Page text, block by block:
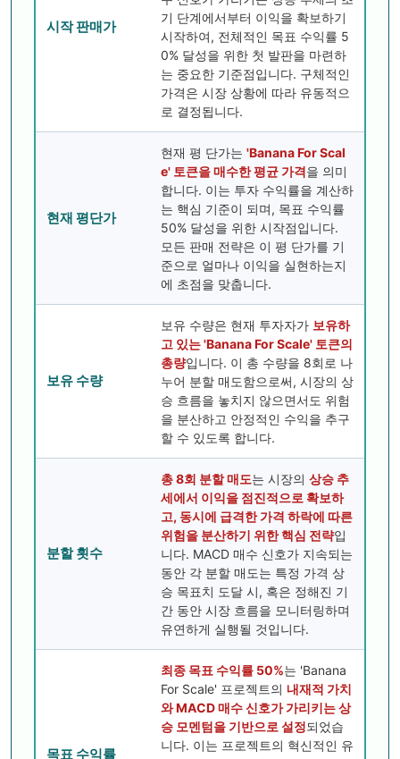
시작 판매가
기 단계에서부터 이익을 확보하기
시작하여, 전체적인 목표 수익률 5
0% 달성을 위한 첫 발판을 마련하
는 중요한 기준점입니다. 구체적인
가격은 시장 상황에 따라 유동적으
로 결정됩니다.
현재 평단가
현재 평 단가는 'Banana For Scal
e' 토큰을 매수한 평균 가격을 의미
합니다. 이는 투자 수익률을 계산하
는 핵심 기준이 되며, 목표 수익률
50% 달성을 위한 시작점입니다.
모든 판매 전략은 이 평 단가를 기
준으로 얼마나 이익을 실현하는지
에 초점을 맞춥니다.
보유 수량
보유 수량은 현재 투자자가 보유하
고 있는 'Banana For Scale' 토큰의
총량입니다. 이 총 수량을 8회로 나
누어 분할 매도함으로써, 시장의 상
승 흐름을 놓치지 않으면서도 위험
을 분산하고 안정적인 수익을 추구
할 수 있도록 합니다.
분할 횟수
총 8회 분할 매도는 시장의 상승 추
세에서 이익을 점진적으로 확보하
고, 동시에 급격한 가격 하락에 따른
위험을 분산하기 위한 핵심 전략입
니다. MACD 매수 신호가 지속되는
동안 각 분할 매도는 특정 가격 상
승 목표치 도달 시, 혹은 정해진 기
간 동안 시장 흐름을 모니터링하며
유연하게 실행될 것입니다.
목표 수익률
최종 목표 수익률 50%는 'Banana
For Scale' 프로젝트의 내재적 가치
와 MACD 매수 신호가 가리키는 상
승 모멘텀을 기반으로 설정되었습
니다. 이는 프로젝트의 혁신적인 유